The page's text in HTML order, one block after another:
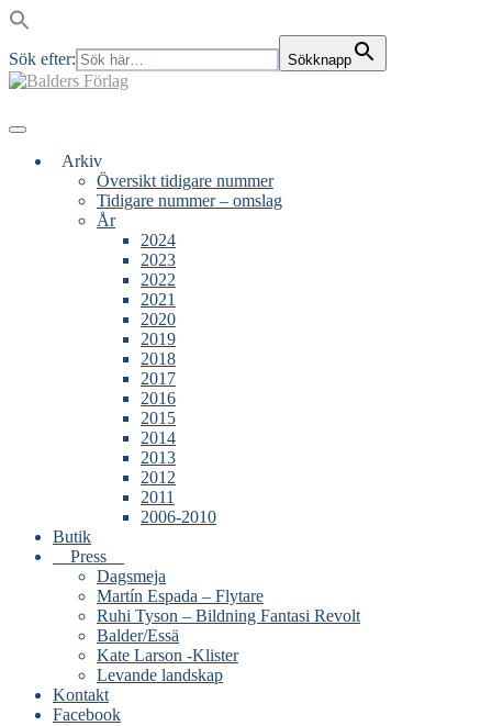
Sök efter: Sökknapp
Skip
Menu
Arkiv
Översikt tidigare nummer
Tidigare nummer – omslag
År
2024
2023
2022
2021
2020
2019
2018
2017
2016
2015
2014
2013
2012
2011
2006-2010
Butik
Press
Dagsmeja
Martín Espada – Flytare
Ruhi Tyson – Bildning Fantasi Revolt
Balder/Essä
Kate Larson -Klister
Levande landskap
Kontakt
Facebook